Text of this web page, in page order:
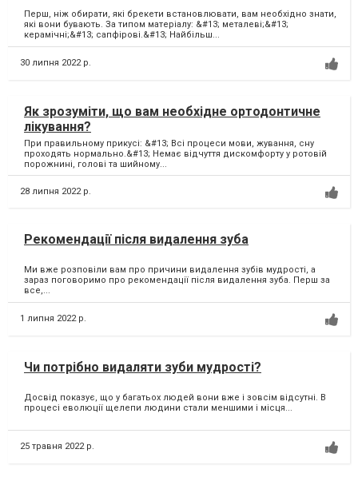
Перш, ніж обирати, які брекети встановлювати, вам необхідно знати,
які вони бувають. За типом матеріалу: &#13; металеві;&#13;
керамічні;&#13; сапфірові.&#13; Найбільш...
30 липня 2022 р.
Як зрозуміти, що вам необхідне ортодонтичне
лікування?
При правильному прикусі: &#13; Всі процеси мови, жування, сну
проходять нормально.&#13; Немає відчуття дискомфорту у ротовій
порожнині, голові та шийному...
28 липня 2022 р.
Рекомендації після видалення зуба
Ми вже розповіли вам про причини видалення зубів мудрості, а
зараз поговоримо про рекомендації після видалення зуба. Перш за
все,...
1 липня 2022 р.
Чи потрібно видаляти зуби мудрості?
Досвід показує, що у багатьох людей вони вже і зовсім відсутні. В
процесі еволюції щелепи людини стали меншими і місця...
25 травня 2022 р.